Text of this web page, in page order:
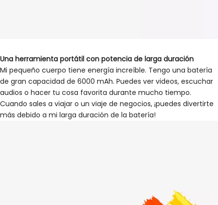
Una herramienta portátil con potencia de larga duración
Mi pequeño cuerpo tiene energía increíble. Tengo una batería
de gran capacidad de 6000 mAh. Puedes ver videos, escuchar
audios o hacer tu cosa favorita durante mucho tiempo.
Cuando sales a viajar o un viaje de negocios, ¡puedes divertirte
más debido a mi larga duración de la batería!